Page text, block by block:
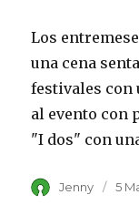
Los
una cena
festivales con
al evento con
"I dos" con
Author
Jenny 5